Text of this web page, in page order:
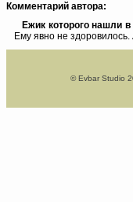
Комментарий автора:
Ежик которого нашли в
Ему явно не
© Evbar Studio